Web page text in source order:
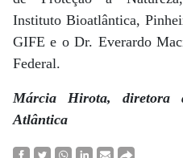
Instituto Bioatlântica,
GIFE e o Dr. Everardo
Federal.
Márcia Hirota, diretora
Atlântica